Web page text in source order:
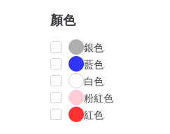
顏色
銀色
藍色
白色
粉紅色
紅色